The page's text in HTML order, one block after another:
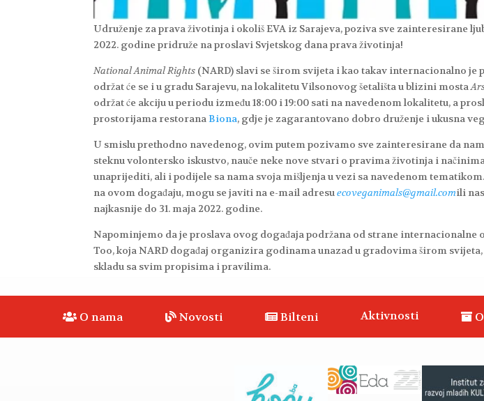
Udruženje za prava životinja i okoliš EVA iz Sarajeva, poziva sve zainteresirane
2022. godine pridruže na proslavi Svjetskog dana prava životinja!
National Animal Rights (NARD) slavi se širom svijeta i kao takav internacionalno je
održat će se i u gradu Sarajevu, na lokalitetu Vilsonovog šetališta u blizini mosta
održat će akciju u periodu između 18:00 i 19:00 sati na navedenom lokalitetu, a
prostorijama restoranaBiona, gdje je zagarantovano dobro druženje i ukusna
U smislu prethodno navedenog, ovim putem pozivamo sve zainteresirane da
steknu volontersko iskustvo, nauče neke nove stvari o pravima životinja i
unaprijediti, ali i podijele sa nama svoja mišljenja u vezi sa navedenom
na ovom događaju, mogu se javiti na e-mail adresuecoveganimals@gmail.comili
najkasnije do 31. maja 2022. godine.
Napominjemo da je proslava ovog događaja podržana od strane internacionalne
Too, koja NARD događaj organizira godinama unazad u gradovima širom
skladu sa svim propisima i pravilima.
O nama Novosti Bilteni Aktivnosti